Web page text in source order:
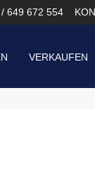
649 672 554
VERKAUFEN